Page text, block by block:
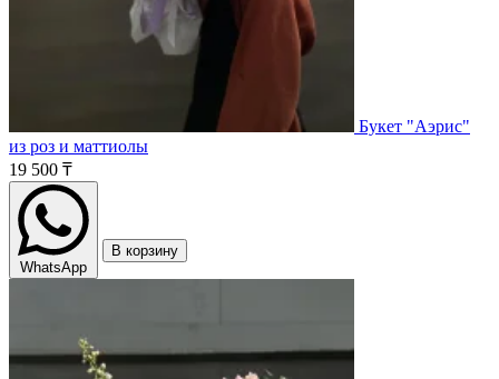
Букет "Аэрис"
из роз и маттиолы
19 500 ₸
WhatsApp
В корзину